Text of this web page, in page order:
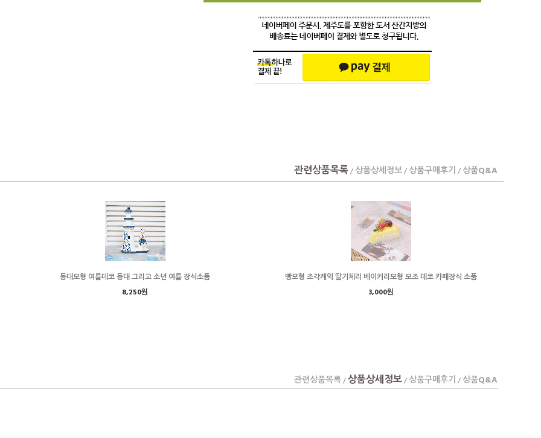
관련상품목록/ 상품상세정보/ 상품구매후기 / 상품Q&A
등대모형 여름데코 등대 그리고 소년 여름 장식소품
8,250원
빵모형 조각케익 딸기체리 베이커리모형 모조 데코 카페장식 소품
3,000원
관련상품목록/상품상세정보/ 상품구매후기 / 상품Q&A